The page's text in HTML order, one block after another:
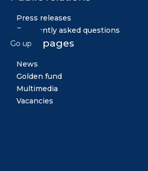
Press releases
Frequently asked questions
Other pages
News
Golden fund
Multimedia
Vacancies
Go up